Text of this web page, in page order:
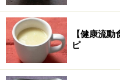
だし
■その他
【健康流
ピ